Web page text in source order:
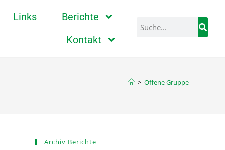
Links
Berichte
Kontakt
> Offene Gruppe
Archiv Berichte